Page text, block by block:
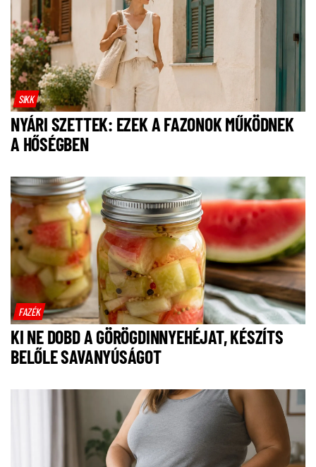
SIKK
NYÁRI SZETTEK: EZEK A FAZONOK MŰKÖDNEK
A HŐSÉGBEN
FAZÉK
KI NE DOBD A GÖRÖGDINNYEHÉJAT, KÉSZÍTS
BELŐLE SAVANYÚSÁGOT